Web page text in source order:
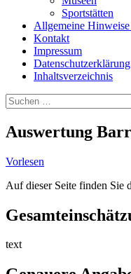
Sportstätten
Allgemeine
Kontakt
Impressum
Datenschutzerklärung
Inhaltsverzeichnis
Suche
Suchen
nach:
Auswertung
Vorlesen
Auf dieser Seite finden Sie
text